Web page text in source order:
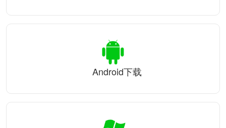
Android下载